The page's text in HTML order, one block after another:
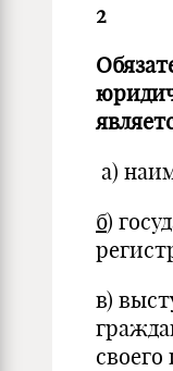
2
а)
б)
в)